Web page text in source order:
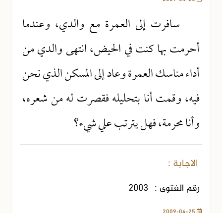
سافرت إلى العمرة مع والدي، وعندما
أحرمت بها كنت في الحيض، انتهى والدي من
أداء مناسك العمرة وعاد إلى المسكن الذي نحن
فيه، وقمت أنا بتحليله فقصرت له من شعره،
وأنا محرمة، فهل يترتب علي شيء؟
الاجابة :
رقم الفتوى : 2003